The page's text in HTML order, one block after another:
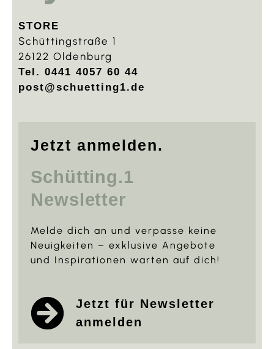
Mediterrane Gnocchi-Pfanne
Duftende Kräuter der Provence!
29 Mai, 2026